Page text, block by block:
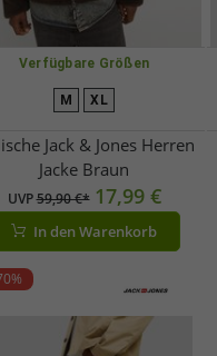
Verfügbare Größen
M XL
Jack & Jones Herren
Jacke Braun
UVP59,90 €* 17,99 €
In den Warenkorb